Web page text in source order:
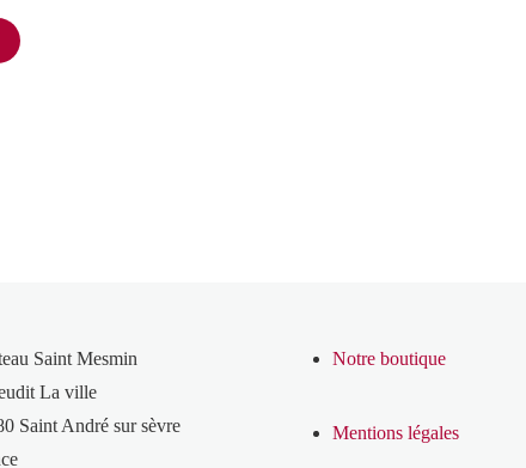
Saint Mesmin
La ville
Saint André sur sèvre
Notre boutique
Mentions légales